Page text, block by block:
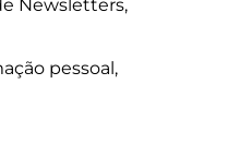
Newsletters,
pessoal,